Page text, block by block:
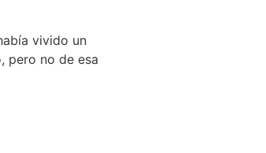
vivido un
pero no de esa